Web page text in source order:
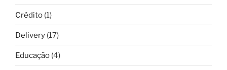
Crédito (1)
Delivery (17)
Educação (4)